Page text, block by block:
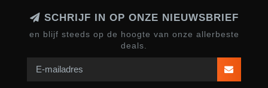
SCHRIJF IN OP ONZE NIEUWSBRIEF
en blijf steeds op de hoogte van onze allerbeste
deals.